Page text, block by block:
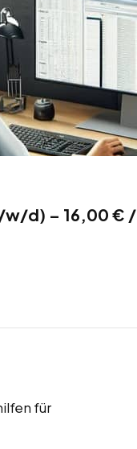
w/d) – 16,00 € /
für